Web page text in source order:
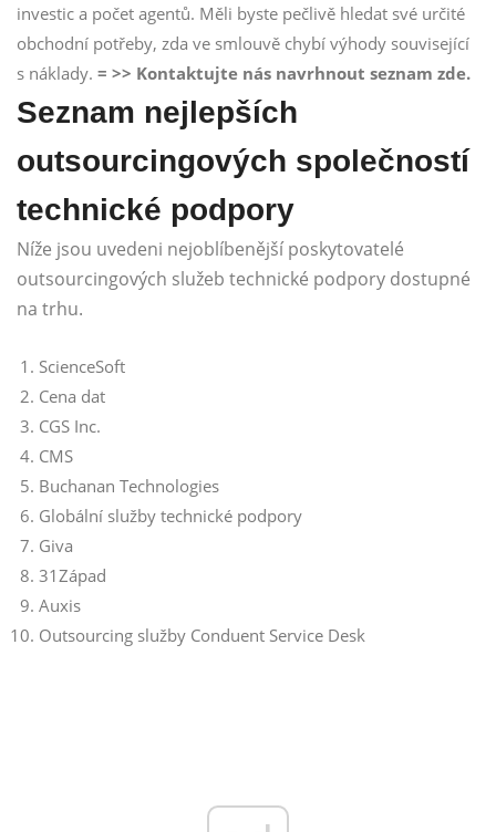
investic a počet agentů. Měli byste pečlivě hledat své určité
obchodní potřeby, zda ve smlouvě chybí výhody související
s náklady. = >> Kontaktujte nás navrhnout seznam zde.
Seznam nejlepších
outsourcingových společností
technické podpory
Níže jsou uvedeni nejoblíbenější poskytovatelé
outsourcingových služeb technické podpory dostupné
na trhu.
ScienceSoft
Cena dat
CGS Inc.
CMS
Buchanan Technologies
Globální služby technické podpory
Giva
31Západ
Auxis
Outsourcing služby Conduent Service Desk